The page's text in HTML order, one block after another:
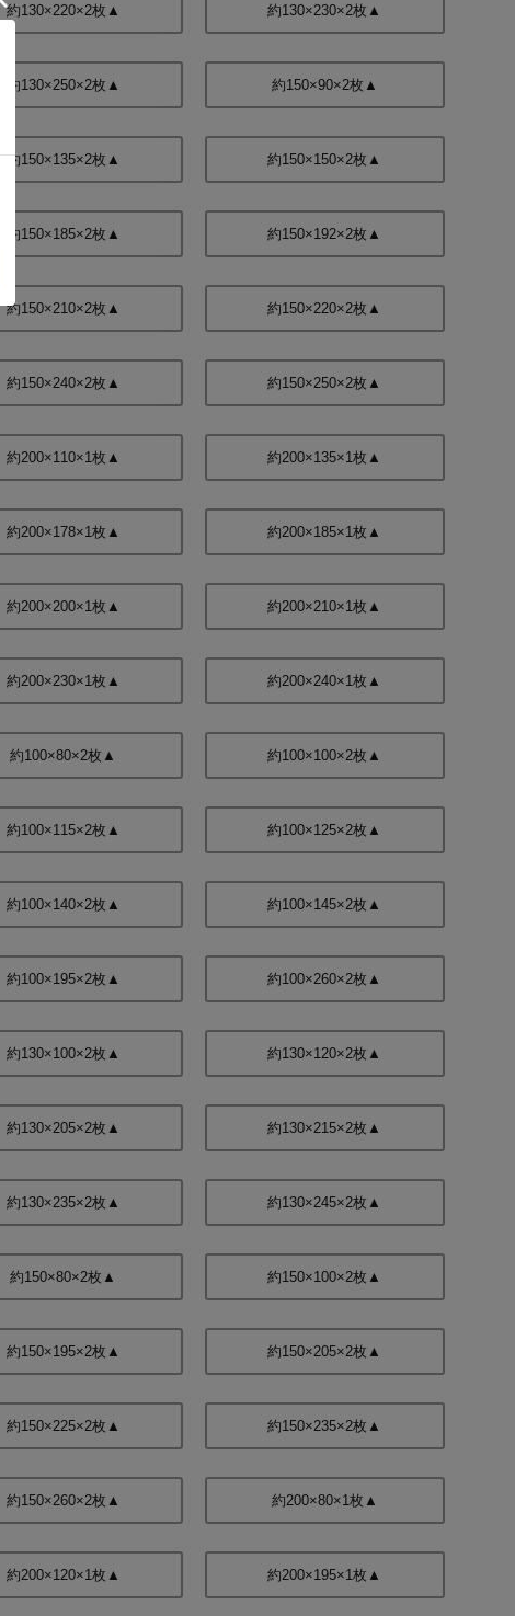
約130×220×2枚▲ 約130×230×2枚▲
約130×250×2枚▲ 約150×90×2枚▲
約150×135×2枚▲ 約150×150×2枚▲
約150×185×2枚▲ 約150×192×2枚▲
約150×210×2枚▲ 約150×220×2枚▲
約150×240×2枚▲ 約150×250×2枚▲
約200×110×1枚▲ 約200×135×1枚▲
約200×178×1枚▲ 約200×185×1枚▲
約200×200×1枚▲ 約200×210×1枚▲
約200×230×1枚▲ 約200×240×1枚▲
約100×80×2枚▲ 約100×100×2枚▲
約100×115×2枚▲ 約100×125×2枚▲
約100×140×2枚▲ 約100×145×2枚▲
約100×195×2枚▲ 約100×260×2枚▲
約130×100×2枚▲ 約130×120×2枚▲
約130×205×2枚▲ 約130×215×2枚▲
約130×235×2枚▲ 約130×245×2枚▲
約150×80×2枚▲ 約150×100×2枚▲
約150×195×2枚▲ 約150×205×2枚▲
約150×225×2枚▲ 約150×235×2枚▲
約150×260×2枚▲ 約200×80×1枚▲
約200×120×1枚▲ 約200×195×1枚▲